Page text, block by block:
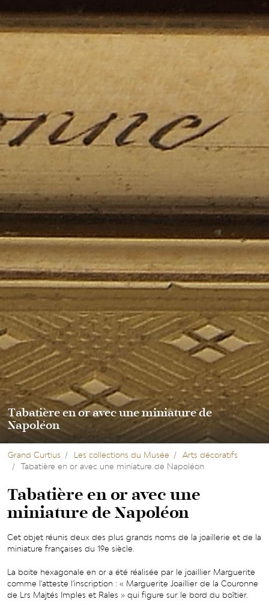
Tabatière en or avec une miniature de
Napoléon
Grand Curtius Les collections du Musée
Arts décoratifs
Tabatière en or avec une miniature de Napoléon
Tabatière en or avec une
miniature de Napoléon
Cet objet réunis deux des plus grands noms de la joaillerie et de la
miniature françaises du 19e siècle.
La boite hexagonale en or a été réalisée par le joaillier Marguerite
comme l'atteste l'inscription : « Marguerite Joaillier de la Couronne
de Lrs Majtés Imples et Rales » qui figure sur le bord du boîtier.